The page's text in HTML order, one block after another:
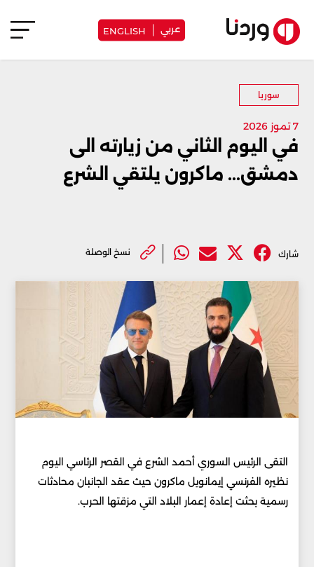
عربي ENGLISH
سوريا
7 تموز 2026
في اليوم الثاني من زيارته الى
دمشق... ماكرون يلتقي الشرع
شارك نسخ الوصلة
التقى الرئيس السوري أحمد الشرع في القصر الرئاسي اليوم
نظيره الفرنسي إيمانويل ماكرون حيث عقد الجانبان محادثات
رسمية بحثت إعادة إعمار البلاد التي مزقتها الحرب.